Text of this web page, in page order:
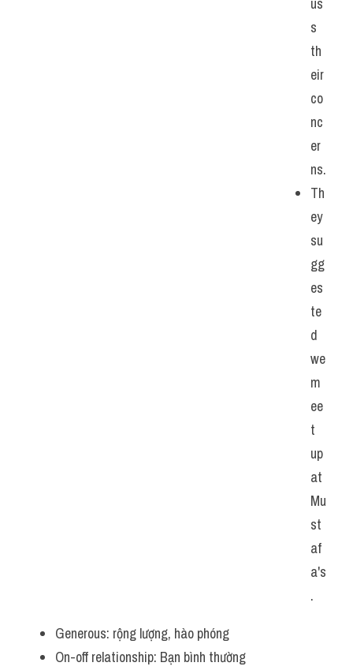
s
th
eir
co
nc
er
ns.
Th
ey
su
gg
es
te
d
we
m
ee
t
up
at
Mu
st
af
a's
.
Generous: rộng lượng, hào phóng
On-off relationship: Bạn bình thường